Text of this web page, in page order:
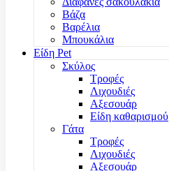
Βάζα
Βαρέλια
Μπουκάλια
Είδη Pet
Σκύλος
Τροφές
Λιχουδιές
Αξεσουάρ
Είδη καθαρισμού
Γάτα
Τροφές
Λιχουδιές
Αξεσουάρ